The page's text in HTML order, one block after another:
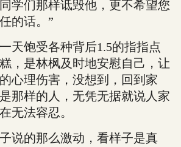
学们那样诋毁他，更不希望您
的话。”
饱受各种背后1.5的指指点
，是林枫及时地安慰自己，让
心理伤害，没想到，回到家
那样的人，无凭无据就说人家
无法容忍。
的那么激动，看样子是真